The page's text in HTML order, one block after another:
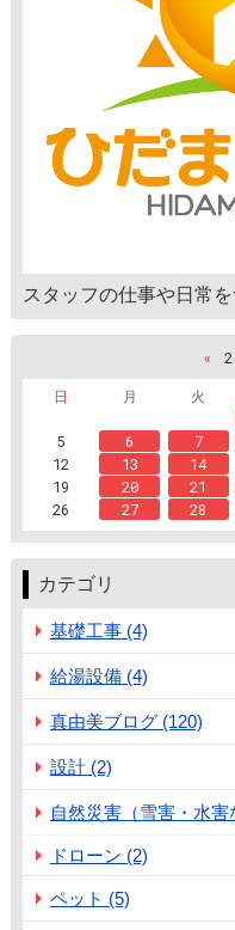
スタッフの仕事や日常
«
日
月 火
5
6 7
12
13 14
19
20 21
26
27 28
カテゴリ
基礎工事 (4)
給湯設備 (4)
真由美ブログ (120)
設計 (2)
自然災害（雪害・水害
ドローン (2)
ペット (5)